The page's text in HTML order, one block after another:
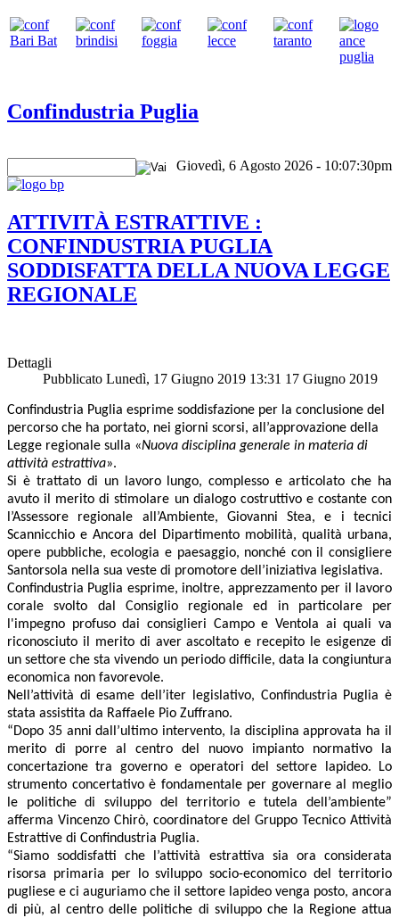
Confindustria Puglia
Giovedì, 6 Agosto 2026 - 10:07:30pm
ATTIVITÀ ESTRATTIVE :
CONFINDUSTRIA PUGLIA
SODDISFATTA DELLA NUOVA LEGGE
REGIONALE
Dettagli
Pubblicato Lunedì, 17 Giugno 2019 13:31 17 Giugno 2019
Confindustria Puglia esprime soddisfazione per la conclusione del
percorso che ha portato, nei giorni scorsi, all’approvazione della
Legge regionale sulla «Nuova disciplina generale in materia di
attività estrattiva».
Si è trattato di un lavoro lungo, complesso e articolato che ha
avuto il merito di stimolare un dialogo costruttivo e costante con
l’Assessore regionale all’Ambiente, Giovanni Stea, e i tecnici
Scannicchio e Ancora del Dipartimento mobilità, qualità urbana,
opere pubbliche, ecologia e paesaggio, nonché con il consigliere
Santorsola nella sua veste di promotore dell’iniziativa legislativa.
Confindustria Puglia esprime, inoltre, apprezzamento per il lavoro
corale svolto dal Consiglio regionale ed in particolare per
l'impegno profuso dai consiglieri Campo e Ventola ai quali va
riconosciuto il merito di aver ascoltato e recepito le esigenze di
un settore che sta vivendo un periodo difficile, data la congiuntura
economica non favorevole.
Nell’attività di esame dell’iter legislativo, Confindustria Puglia è
stata assistita da Raffaele Pio Zuffrano.
“Dopo 35 anni dall’ultimo intervento, la disciplina approvata ha il
merito di porre al centro del nuovo impianto normativo la
concertazione tra governo e operatori del settore lapideo. Lo
strumento concertativo è fondamentale per governare al meglio
le politiche di sviluppo del territorio e tutela dell’ambiente”
afferma Vincenzo Chirò, coordinatore del Gruppo Tecnico Attività
Estrattive di Confindustria Puglia.
“Siamo soddisfatti che l’attività estrattiva sia ora considerata
risorsa primaria per lo sviluppo socio-economico del territorio
pugliese e ci auguriamo che il settore lapideo venga posto, ancora
di più, al centro delle politiche di sviluppo che la Regione attua